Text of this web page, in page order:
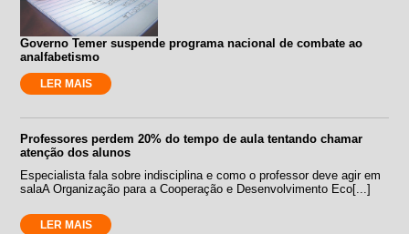
Governo Temer suspende programa nacional de combate ao
analfabetismo
LER MAIS
Professores perdem 20% do tempo de aula tentando chamar
atenção dos alunos
Especialista fala sobre indisciplina e como o professor deve agir em
salaA Organização para a Cooperação e Desenvolvimento Eco[...]
LER MAIS